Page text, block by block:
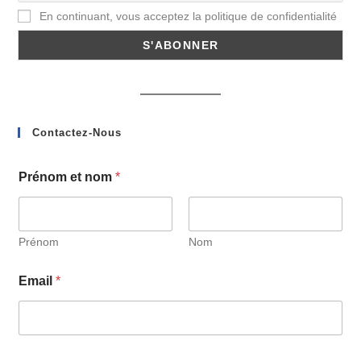
En continuant, vous acceptez la politique de confidentialité
Contactez-Nous
Prénom et nom*
Prénom Nom
Email*